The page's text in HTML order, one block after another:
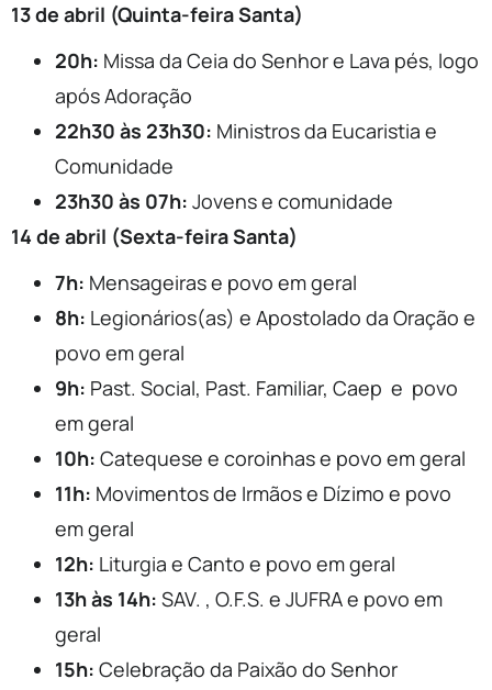
13 de abril (Quinta-feira Santa)
20h: Missa da Ceia do Senhor e Lava pés, logo
após Adoração
22h30 às 23h30: Ministros da Eucaristia e
Comunidade
23h30 às 07h: Jovens e comunidade
14 de abril (Sexta-feira Santa)
7h: Mensageiras e povo em geral
8h: Legionários(as) e Apostolado da Oração e
povo em geral
9h: Past. Social, Past. Familiar, Caep e povo
em geral
10h: Catequese e coroinhas e povo em geral
11h: Movimentos de Irmãos e Dízimo e povo
em geral
12h: Liturgia e Canto e povo em geral
13h às 14h: SAV. , O.F.S. e JUFRA e povo em
geral
15h: Celebração da Paixão do Senhor